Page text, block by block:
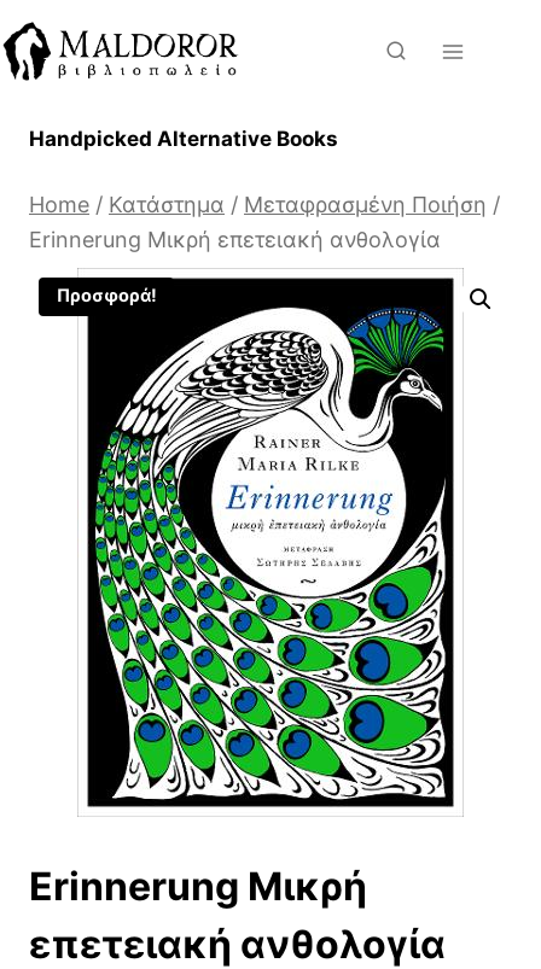
to
content
Handpicked Alternative Books
Home / Κατάστημα / Μεταφρασμένη Ποιήση /
Erinnerung Μικρή επετειακή ανθολογία
Προσφορά!
Erinnerung Μικρή
επετειακή ανθολογία